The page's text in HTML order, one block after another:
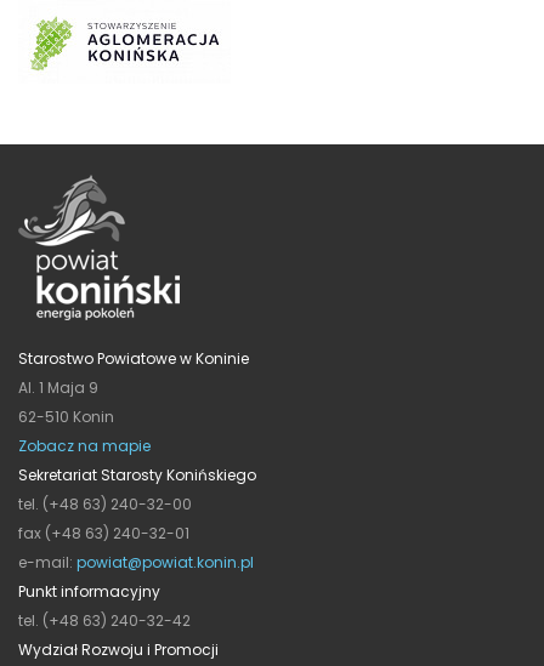
Starostwo Powiatowe w Koninie
Al. 1 Maja 9
62-510 Konin
Zobacz na mapie
Sekretariat Starosty Konińskiego
tel. (+48 63) 240-32-00
fax (+48 63) 240-32-01
e-mail: powiat@powiat.konin.pl
Punkt informacyjny
tel. (+48 63) 240-32-42
Wydział Rozwoju i Promocji